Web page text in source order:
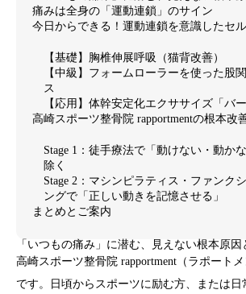
痛みは全身の「運動連鎖」のサイン
今日からできる！運動連鎖を意識したセ
【基礎】胸椎伸展呼吸（猫背改善）
【中級】フォームローラーを使った股
ス
【応用】体幹安定化エクササイズ「バ
高崎スポーツ整骨院 rapportmentの根本改
Stage 1：徒手療法で「動けない・動か
除く
Stage 2：マシンピラティス・ファンク
ングで「正しい動きを記憶させる」
まとめとご案内
「いつもの痛み」に潜む、見えない根本原因
高崎スポーツ整骨院 rapportment（ラポート
です。日頃からスポーツに励む方、または日